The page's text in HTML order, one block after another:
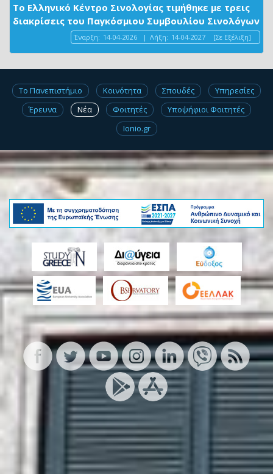
Το Ελληνικό Κέντρο Σινολογίας τιμήθηκε με τρεις
διακρίσεις του Παγκόσμιου Συμβουλίου Σινολόγων
Έναρξη: 14-04-2026 | Λήξη: 14-04-2027 [Σε Εξέλιξη]
Το Πανεπιστήμιο Κοινότητα Σπουδές
Υπηρεσίες
Έρευνα
Νέα Φοιτητές
Υποψήφιοι Φοιτητές
Ionio.gr